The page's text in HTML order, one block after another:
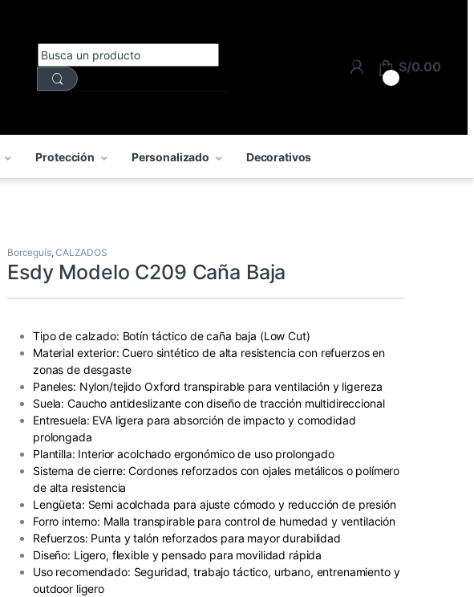
S/0.00
Protección Personalizado Decorativos
Borceguís,CALZADOS
Esdy Modelo C209 Caña Baja
Tipo de calzado: Botín táctico de caña baja (Low Cut)
Material exterior: Cuero sintético de alta resistencia con refuerzos en
zonas de desgaste
Paneles: Nylon/tejido Oxford transpirable para ventilación y ligereza
Suela: Caucho antideslizante con diseño de tracción multidireccional
Entresuela: EVA ligera para absorción de impacto y comodidad
prolongada
Plantilla: Interior acolchado ergonómico de uso prolongado
Sistema de cierre: Cordones reforzados con ojales metálicos o polímero
de alta resistencia
Lengüeta: Semi acolchada para ajuste cómodo y reducción de presión
Forro interno: Malla transpirable para control de humedad y ventilación
Refuerzos: Punta y talón reforzados para mayor durabilidad
Diseño: Ligero, flexible y pensado para movilidad rápida
Uso recomendado: Seguridad, trabajo táctico, urbano, entrenamiento y
outdoor ligero